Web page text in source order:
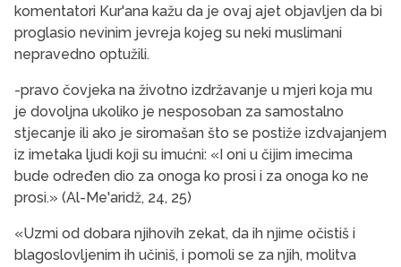
komentatori Kur'ana kažu da je ovaj ajet objavljen da bi
proglasio nevinim jevreja kojeg su neki muslimani
nepravedno optužili.
-pravo čovjeka na životno izdržavanje u mjeri koja mu
je dovoljna ukoliko je nesposoban za samostalno
stjecanje ili ako je siromašan što se postiže izdvajanjem
iz imetaka ljudi koji su imućni: «I oni u čijim imecima
bude određen dio za onoga ko prosi i za onoga ko ne
prosi.» (Al-Me'aridž, 24, 25)
«Uzmi od dobara njihovih zekat, da ih njime očistiš i
blagoslovljenim ih učiniš, i pomoli se za njih, molitva